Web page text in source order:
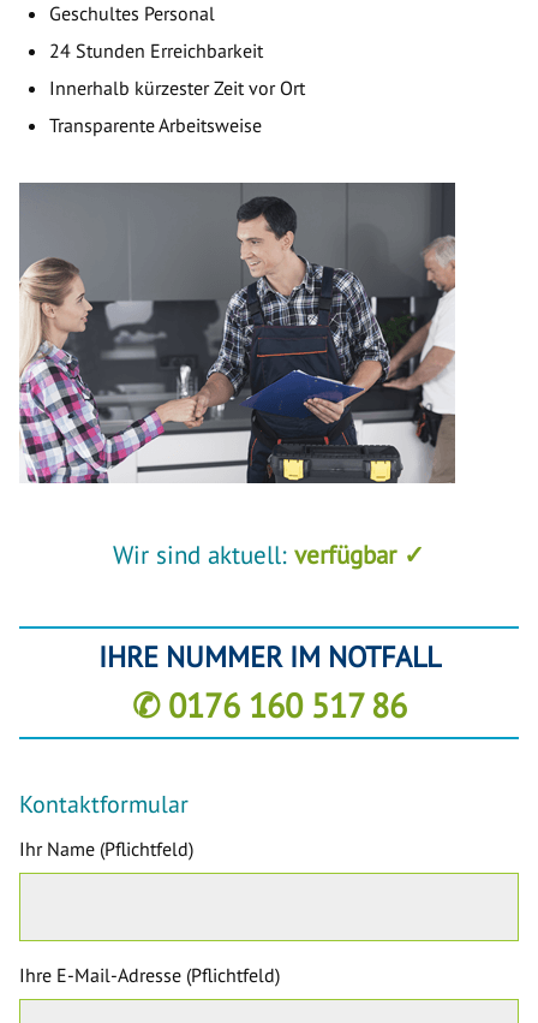
Geschultes Personal
24 Stunden Erreichbarkeit
Innerhalb kürzester Zeit vor Ort
Transparente Arbeitsweise
Wir sind aktuell: verfügbar ✓
IHRE NUMMER IM NOTFALL
✆ 0176 160 517 86
Kontaktformular
Ihr Name (Pflichtfeld)
Ihre E-Mail-Adresse (Pflichtfeld)